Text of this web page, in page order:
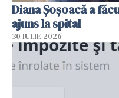
Diana Șoșoacă a
ajuns la spital
30 IULIE 2026